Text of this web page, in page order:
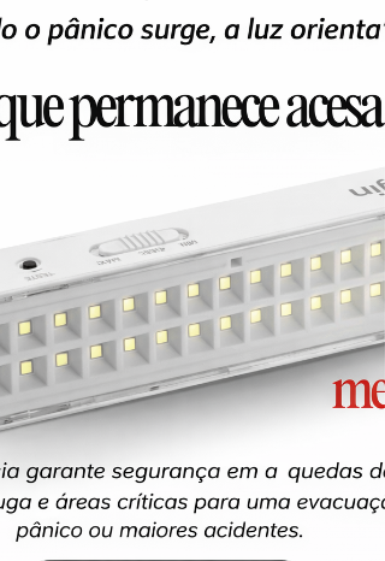
Ligações de 8h as 17h
WhatsApp de 8h as 12h
E também nosso instagram